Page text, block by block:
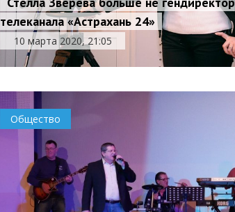
телеканала «Астрахань 24»
10 марта 2020, 21:05
Общество